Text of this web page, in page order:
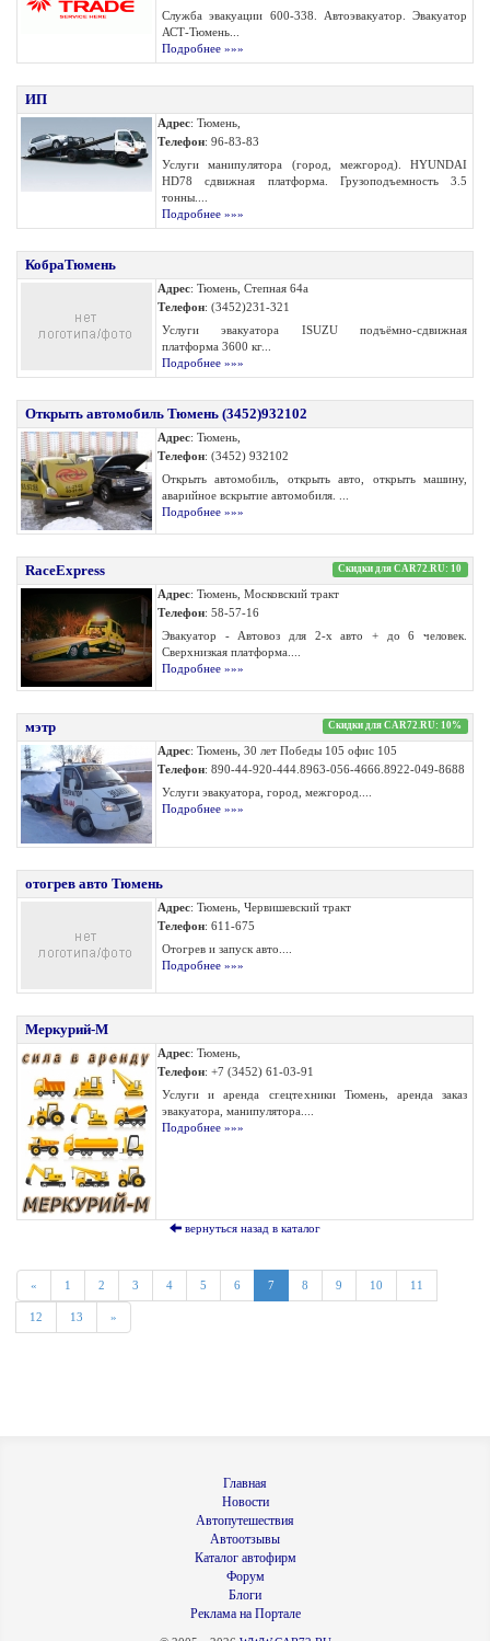
Служба эвакуации 600-338. Автоэвакуатор. Эвакуатор
АСТ-Тюмень...
Подробнее »»»
ИП
Адрес: Тюмень,
Телефон: 96-83-83
Услуги манипулятора (город, межгород). HYUNDAI
HD78 сдвижная платформа. Грузоподъемность 3.5
тонны....
Подробнее »»»
КобраТюмень
Адрес: Тюмень, Степная 64а
Телефон: (3452)231-321
Услуги эвакуатора ISUZU подъёмно-сдвижная
платформа 3600 кг...
Подробнее »»»
Открыть автомобиль Тюмень (3452)932102
Адрес: Тюмень,
Телефон: (3452) 932102
Открыть автомобиль, открыть авто, открыть машину,
аварийное вскрытие автомобиля. ...
Подробнее »»»
RaceExpress Скидки для CAR72.RU: 10
Адрес: Тюмень, Московский тракт
Телефон: 58-57-16
Эвакуатор - Автовоз для 2-х авто + до 6 человек.
Сверхнизкая платформа....
Подробнее »»»
мэтр Скидки для CAR72.RU: 10%
Адрес: Тюмень, 30 лет Победы 105 офис 105
Телефон: 890-44-920-444.8963-056-4666.8922-049-8688
Услуги эвакуатора, город, межгород....
Подробнее »»»
отогрев авто Тюмень
Адрес: Тюмень, Червишевский тракт
Телефон: 611-675
Отогрев и запуск авто....
Подробнее »»»
Меркурий-М
Адрес: Тюмень,
Телефон: +7 (3452) 61-03-91
Услуги и аренда спецтехники Тюмень, аренда заказ
эвакуатора, манипулятора....
Подробнее »»»
вернуться назад в каталог
« 1 2 3 4 5 6 7 8 9 10 11
12 13 »
Главная
Новости
Автопутешествия
Автоотзывы
Каталог автофирм
Форум
Блоги
Реклама на Портале